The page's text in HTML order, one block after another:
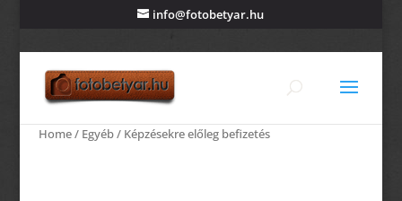
info@fotobetyar.hu
Home/ Egyéb/ Képzésekre előleg befizetés